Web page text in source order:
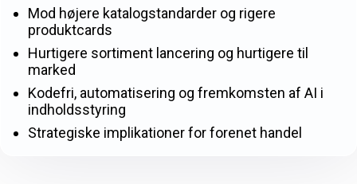
Mod højere katalogstandarder og rigere
produktcards
Hurtigere sortiment lancering og hurtigere til
marked
Kodefri, automatisering og fremkomsten af AI i
indholdsstyring
Strategiske implikationer for forenet handel